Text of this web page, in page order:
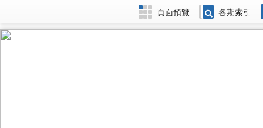
頁面預覽 各期索引